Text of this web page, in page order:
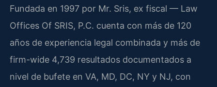
Fundada en 1997 por Mr. Sris, ex fiscal — Law
Offices Of SRIS, P.C. cuenta con más de 120
años de experiencia legal combinada y más de
firm-wide 4,739 resultados documentados a
nivel de bufete en VA, MD, DC, NY y NJ, con